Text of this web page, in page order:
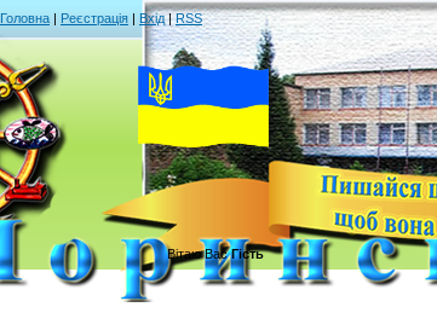
Головна | Реєстрація | Вхід| RSS
Вітаю Вас Гість